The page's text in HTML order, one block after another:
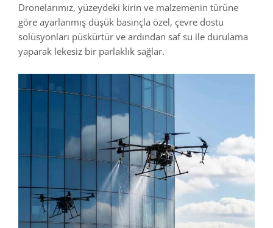
Dronelarımız, yüzeydeki kirin ve malzemenin türüne
göre ayarlanmış düşük basınçla özel, çevre dostu
solüsyonları püskürtür ve ardından saf su ile durulama
yaparak lekesiz bir parlaklık sağlar.